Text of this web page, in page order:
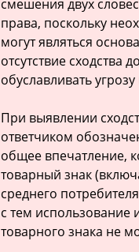
смешения двух
права, поскольку
могут являться
отсутствие сходства
обуславливать
При выявлении
ответчиком
общее впечатление,
товарный знак
среднего
с тем использование
товарного знака не